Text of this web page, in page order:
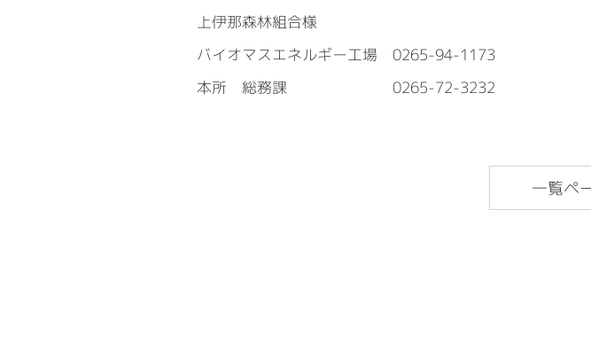
上伊那森林組合様
バイオマスエネルギー工場 0265-94-1173
本所 総務課 0265-72-3232
一覧ペ